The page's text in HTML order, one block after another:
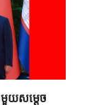
យសម្តេច